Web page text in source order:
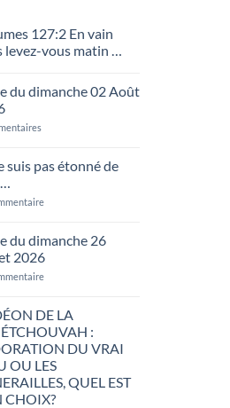
127:2 En vain
levez-vous matin …
du dimanche 02 Août
dimanche
02
suis pas étonné de
sur
pas
étonné
voir
du dimanche 26
2026
sur
dimanche
26
Juillet
2026
DE LA
:
DU VRAI
OU LES
QUEL EST
CHOIX?